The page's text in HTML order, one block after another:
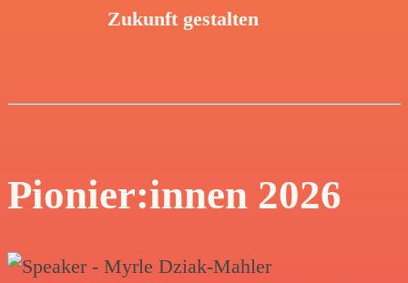
Zukunft gestalten
Pionier:innen 2026